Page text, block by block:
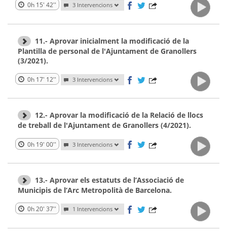
0h 15' 42'' 3 Intervencions
11.- Aprovar inicialment la modificació de la
Plantilla de personal de l'Ajuntament de Granollers
(3/2021).
0h 17' 12'' 3 Intervencions
12.- Aprovar la modificació de la Relació de llocs
de treball de l'Ajuntament de Granollers (4/2021).
0h 19' 00'' 3 Intervencions
13.- Aprovar els estatuts de l’Associació de
Municipis de l’Arc Metropolità de Barcelona.
0h 20' 37'' 1 Intervencions